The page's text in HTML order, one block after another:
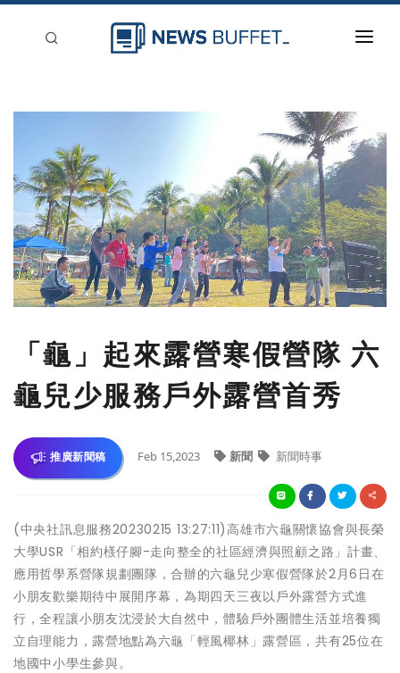
登入
刊登
「龜」起來露營寒假營隊 六
龜兒少服務戶外露營首秀
推廣新聞稿 Feb 15,2023 新聞 新聞時事
(中央社訊息服務20230215 13:27:11)高雄市六龜關懷協會與長榮
大學USR「相約檨仔腳-走向整全的社區經濟與照顧之路」計畫、
應用哲學系營隊規劃團隊，合辦的六龜兒少寒假營隊於2月6日在
小朋友歡樂期待中展開序幕，為期四天三夜以戶外露營方式進
行，全程讓小朋友沈浸於大自然中，體驗戶外團體生活並培養獨
立自理能力，露營地點為六龜「輕風椰林」露營區，共有25位在
地國中小學生參與。